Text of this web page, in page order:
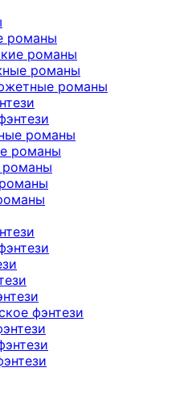
романы
романы
романы
романы
романы
романы
романы
фэнтези